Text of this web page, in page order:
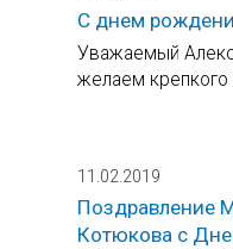
С днем
Уважаемый
желаем
11.02.2019
Поздравление
Котюкова с